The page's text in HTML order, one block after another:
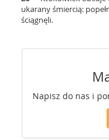
ukarany śmiercią:
ściągnęli.
Napisz do nas i